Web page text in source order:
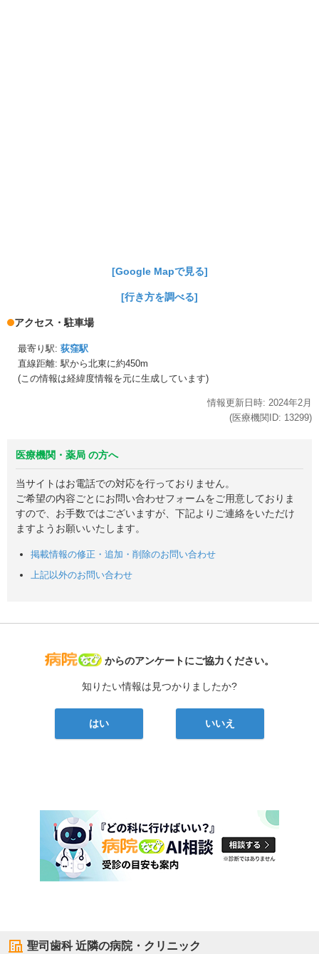
[Google Mapで見る]
[行き方を調べる]
アクセス・駐車場
最寄り駅: 荻窪駅
直線距離: 駅から北東に約450m
(この情報は経緯度情報を元に生成しています)
情報更新日時: 2024年2月
(医療機関ID: 13299)
医療機関・薬局 の方へ
当サイトはお電話での対応を行っておりません。
ご希望の内容ごとにお問い合わせフォームをご用意しておりま
すので、お手数ではございますが、下記よりご連絡をいただけ
ますようお願いいたします。
掲載情報の修正・追加・削除のお問い合わせ
上記以外のお問い合わせ
病院なび
からのアンケートにご協力ください。
知りたい情報は見つかりましたか?
はい いいえ
聖司歯科近隣の病院・クリニック